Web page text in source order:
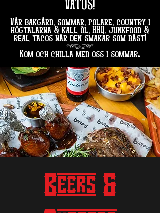
VATOS!
Vår bakgård, sommar, polare, country i
högtalarna & kall öl, BBQ, junkfood &
real tacos när den smakar som bäst!
hg
Kom och chilla med oss i sommar.
Beers &